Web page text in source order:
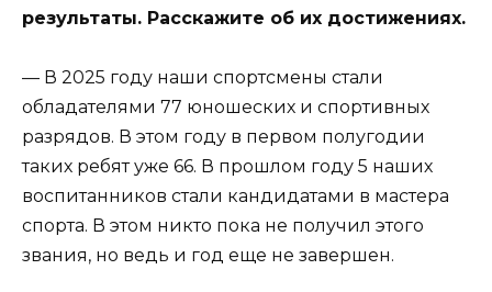
результаты. Расскажите об их достижениях.
— В 2025 году наши спортсмены стали
обладателями 77 юношеских и спортивных
разрядов. В этом году в первом полугодии
таких ребят уже 66. В прошлом году 5 наших
воспитанников стали кандидатами в мастера
спорта. В этом никто пока не получил этого
звания, но ведь и год еще не завершен.